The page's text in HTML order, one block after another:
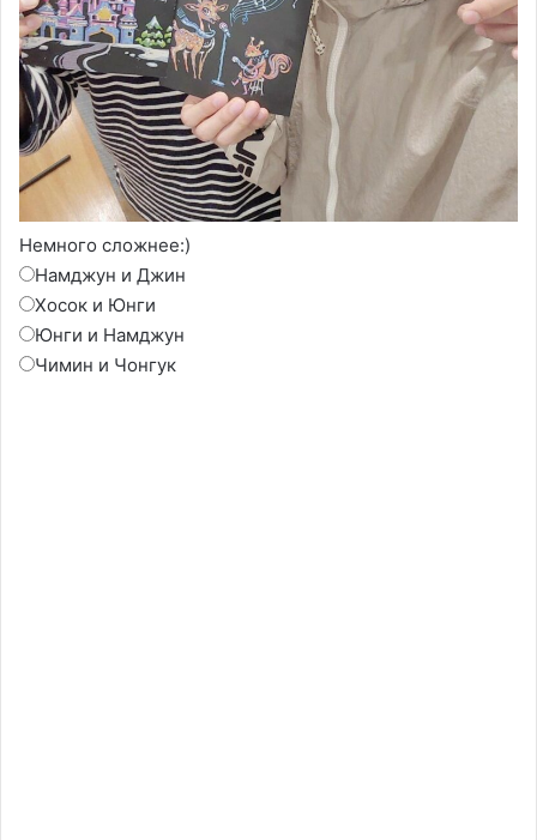
Немного сложнее:)
Намджун и Джин
Хосок и Юнги
Юнги и Намджун
Чимин и Чонгук